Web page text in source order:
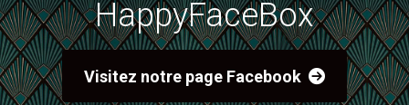
HappyFaceBox
Visitez notre page Facebook